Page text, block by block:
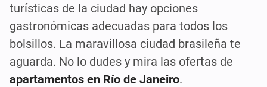
turísticas de la ciudad hay opciones
gastronómicas adecuadas para todos los
bolsillos. La maravillosa ciudad brasileña te
aguarda. No lo dudes y mira las ofertas de
apartamentos en Río de Janeiro.